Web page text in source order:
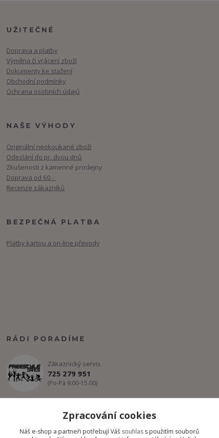
UŽITEČNÉ
Doprava a platby
Výměna či vrácení zboží
Dokumenty ke stažení
Obchodní podmínky
Ochrana osobních údajů
NAŠE VÝHODY
Originální neokoukané zboží
Odeslání do pr. dvou dnů
Zkušenosti z kamenné prodejny
Doprava od 60,-
Recenze zákazníků
BEZPEČNÁ PLATBA
Platby kartou a on-line převody
RÁDI PORADÍME
Zákaznický servis
725 279 951
(Po-Pá 9:00-15.00)
Zpracování cookies
Náš e-shop a partneři potřebují Váš souhlas s použitím souborů